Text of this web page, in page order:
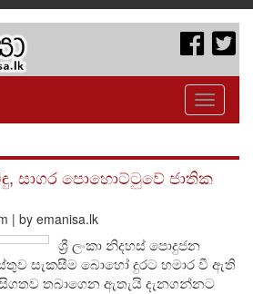
Toggle
සාගර පොහොට්ටුවේ ජාතික
| by emanisa.lk
ශ්‍රී ලංකා නිදහස් පොදුජන
සැකසීම බොහෝ දුරට හමාර වී ඇති
තබාගෙන ඇතැයි දැනගන්නට